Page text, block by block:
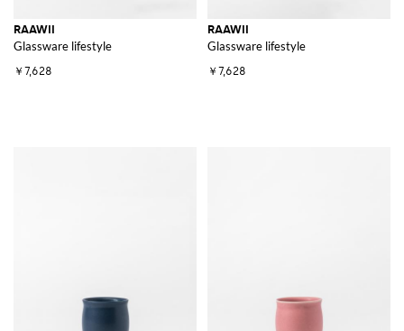
RAAWII
Glassware lifestyle
￥7,628
RAAWII
Glassware lifestyle
￥7,628